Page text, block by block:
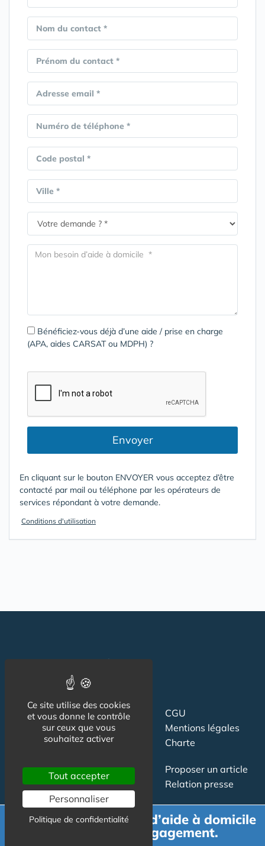
Nom du contact *
Prénom du contact *
Adresse email *
Numéro de téléphone *
Code postal *
Ville *
Bénéficiez-vous déjà d’une aide / prise en charge
(APA, aides CARSAT ou MDPH) ?
Envoyer
En cliquant sur le bouton ENVOYER vous acceptez d’être
contacté par mail ou téléphone par les opérateurs de
services répondant à votre demande.
Conditions d'utilisation
Suivez-nous
CGU
Mentions légales
Charte
Contact
Newsletter
Publicité
Proposer un article
Relation presse
Demande de devis d’aide à domicile
gratuit et sans engagement.
Ce site utilise des cookies
et vous donne le contrôle
sur ceux que vous
souhaitez activer
Tout accepter
Personnaliser
Politique de confidentialité